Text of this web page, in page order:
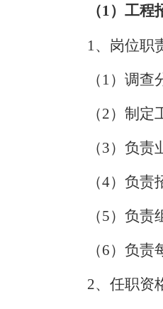
（1）工程
1、岗位职
（ 1）调查
（2）制定
（3）负责
（4）负责
（5）负责
（6）负责
2、任职资